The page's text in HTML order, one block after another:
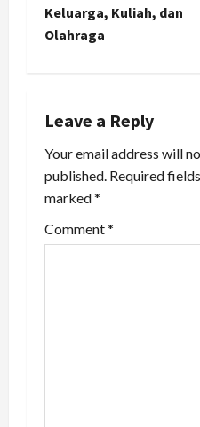
a
g
a
t
i
Keluarga, Kuliah, dan
Olahraga
Leave a Reply
Your email address will
published. Required
marked*
Comment*